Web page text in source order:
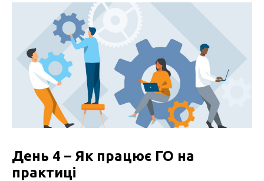
День 4 – Як працює ГО на
практиці